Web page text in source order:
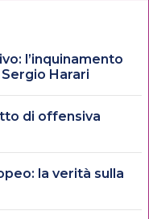
l’inquinamento
Harari
di offensiva
la verità sulla